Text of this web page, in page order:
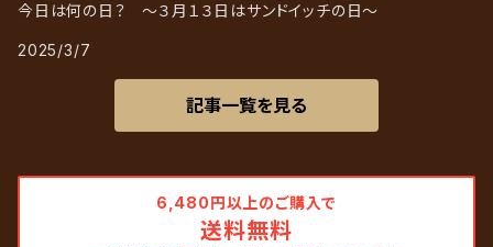
今日は何の日？ ～３月１３日はサンドイッチの日～
2025/3/7
記事一覧を見る
6,480円以上のご購入で
送料無料